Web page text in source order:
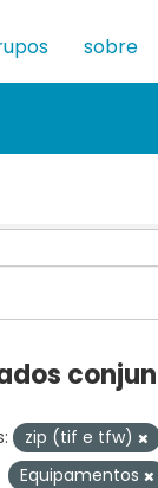
sobre
zip (tif e tfw)
Equipamentos